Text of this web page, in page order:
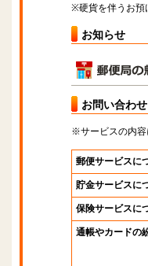
※硬貨を伴うお預
お知らせ
お問い合わせ
※サービスの内容
郵便サービスに
貯金サービスに
保険サービスに
通帳やカードの